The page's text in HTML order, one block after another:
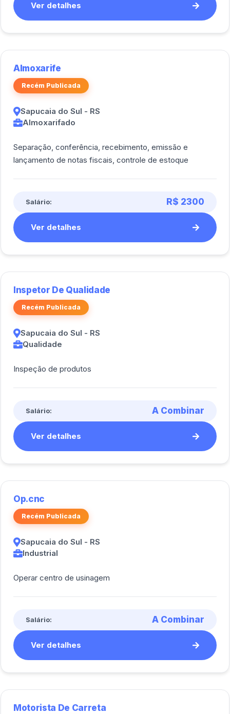
Ver detalhes
Almoxarife
Recém Publicada
Sapucaia do Sul - RS
Almoxarifado
Separação, conferência, recebimento, emissão e
lançamento de notas fiscais, controle de estoque
Salário: R$ 2300
Ver detalhes
Inspetor De Qualidade
Recém Publicada
Sapucaia do Sul - RS
Qualidade
Inspeção de produtos
Salário: A Combinar
Ver detalhes
Op.cnc
Recém Publicada
Sapucaia do Sul - RS
Industrial
Operar centro de usinagem
Salário: A Combinar
Ver detalhes
Motorista De Carreta